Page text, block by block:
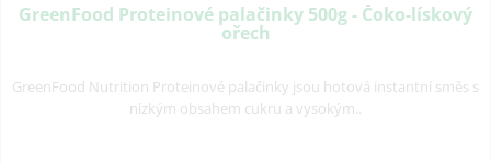
GreenFood Proteinové palačinky 500g - Čoko-lískový
ořech
GreenFood Nutrition Proteinové palačinky jsou hotová instantní směs s
nízkým obsahem cukru a vysokým..